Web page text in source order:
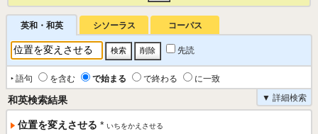
英和・和英 シソーラス コーパス
先読
‣ 語句 を含む で始まる で終わる
に一致
▼ 詳細検索
和英検索結果
位置を変えさせる * いちをかえさせる